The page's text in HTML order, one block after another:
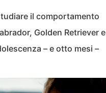
il comportamento
Golden Retriever e
– e otto mesi –